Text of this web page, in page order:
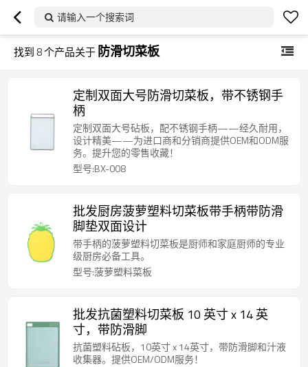
请输入一个搜索词
找到8个产品关于防滑切菜板
定制双面大号防滑切菜板，带不锈钢手
柄
定制双面大号砧板，配不锈钢手柄——经久耐用，
设计精美——为进口商和分销商提供OEM和ODM服
务。提升您的零售收藏！
型号:BX-008
批发厨房菠萝塑料切菜板带手柄带防滑
脚垫双面设计
带手柄的菠萝塑料切菜板是厨师和家庭厨师的专业
级厨房必备工具。
型号:菠萝塑料菜板
批发抗菌塑料切菜板 10 英寸 x 14 英
寸，带防滑脚
抗菌塑料砧板，10英寸 x 14英寸，带防滑脚和汁液
收集器。提供OEM/ODM服务！